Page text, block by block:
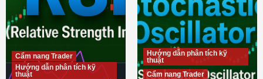
Cẩm nang Trader
Hướng dẫn phân tích kỹ
thuật
Hướng dẫn phân tích kỹ
thuật
Cẩm nang Trader